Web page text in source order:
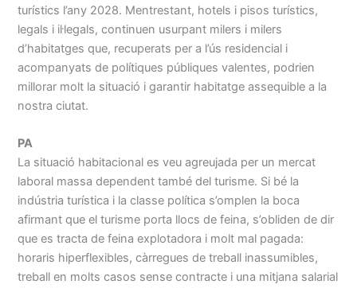
turístics l’any 2028. Mentrestant, hotels i pisos turístics,
legals i il·legals, continuen usurpant milers i milers
d’habitatges que, recuperats per a l’ús residencial i
acompanyats de polítiques públiques valentes, podrien
millorar molt la situació i garantir habitatge assequible a la
nostra ciutat.
PA
La situació habitacional es veu agreujada per un mercat
laboral massa dependent també del turisme. Si bé la
indústria turística i la classe política s’omplen la boca
afirmant que el turisme porta llocs de feina, s’obliden de dir
que es tracta de feina explotadora i molt mal pagada:
horaris hiperflexibles, càrregues de treball inassumibles,
treball en molts casos sense contracte i una mitjana salarial